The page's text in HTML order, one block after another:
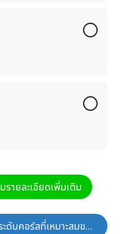
ายละเอียดเพิ่มเติม
สามารถสอบวัดระดับเพื่อเลือกระดับคอร์สที่เหมาะสมของตนเองได้ที่นี่